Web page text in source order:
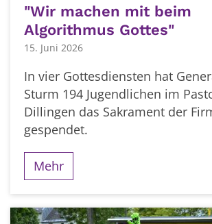
"Wir machen mit beim
Algorithmus Gottes"
15. Juni 2026
In vier Gottesdiensten hat
Sturm 194 Jugendlichen im
Dillingen das Sakrament der
gespendet.
Mehr